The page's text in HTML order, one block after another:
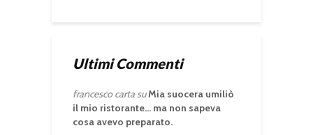
Ultimi Commenti
francesco cartasuMia suocera umiliò
il mio ristorante… ma non sapeva
cosa avevo preparato.